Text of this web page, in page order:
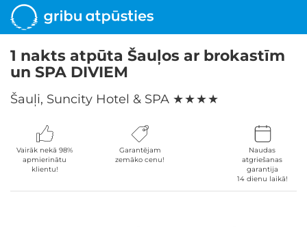
1 nakts atpūta Šauļos ar brokastīm
un SPA DIVIEM
Šauļi, Suncity Hotel & SPA ★ ★ ★ ★
Vairāk nekā 98%
apmierinātu
klientu!
Garantējam
zemāko cenu!
Naudas
atgriešanas
garantija
14 dienu laikā!